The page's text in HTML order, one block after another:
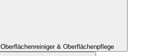
Oberflächenreiniger & Oberflächenpflege